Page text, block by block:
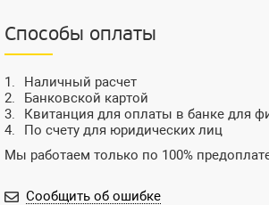
Способы оплаты
Наличный расчет
Банковской картой
Квитанция для оплаты в банке для
По счету для юридических лиц
Мы работаем только по 100%
Сообщить об ошибке